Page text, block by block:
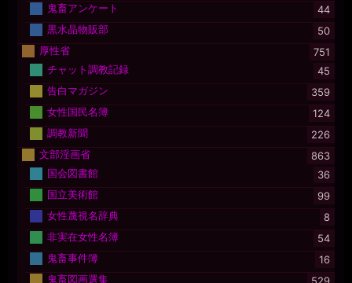
鬼畜アンケート
44
黒水晶物販部
50
厚性省
751
チャット調教記録
45
告白マガジン
359
女性国民名簿
124
調教新聞
226
文部淫画省
863
国会図書館
36
国立美術館
99
女性蔑視名辞典
8
非実在女性名簿
54
鬼畜事件簿
16
鬼畜図画選集